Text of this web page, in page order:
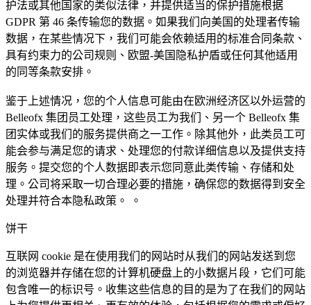
护法或其他国家的类似法律，并提供适当的保护措施根据
GDPR 第 46 条传输您的数据。如果我们向美国的处理者传输
数据，在某些情况下，我们可能会依赖适用的标准合同条款、
具有约束力的公司规则、欧盟-美国隐私护盾或任何其他适用
的同等条款安排。
鉴于上述情况，您的个人信息可能由在欧洲经济区以外运营的
Belleofx 集团员工处理，这些员工为我们、另一个 Belleofx 集
团实体或我们的服务提供商之一工作。除其他外，此类员工可
能会参与满足您的请求、处理您的付款详细信息以及提供支持
服务。提交您的个人数据即表示您同意此类传输、存储和处
理。公司将采取一切合理必要的措施，确保您的数据得到安全
处理并符合本隐私政策。 。
饼干
互联网 cookie 是在使用我们的网站时从我们的网站发送到您
的浏览器并存储在您的计算机硬盘上的小数据片段，它们可能
包含唯一的标识号。收集这些信息的目的是为了在我们的网站